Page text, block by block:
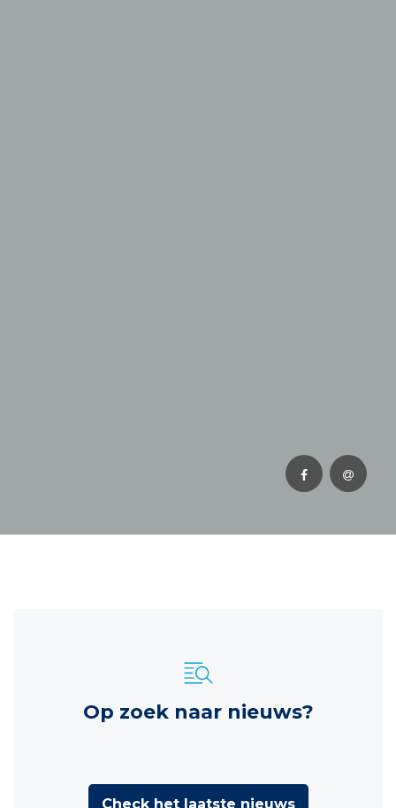
Op zoek naar nieuws?
Check het laatste nieuws